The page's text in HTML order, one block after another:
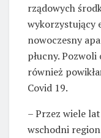
rządowych
wykorzystujący
nowoczesny
płucny.
również
Covid 19.
– Przez wiele
wschodni